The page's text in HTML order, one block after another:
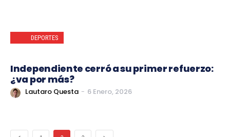
DEPORTES
Independiente cerró a su primer refuerzo:
¿va por más?
Lautaro Questa - 6 Enero, 2026